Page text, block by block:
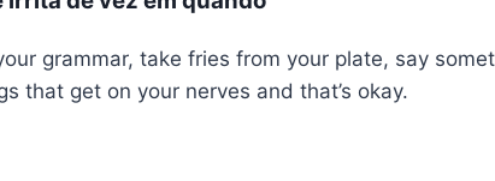
grammar, take fries from your plate, say
that get on your nerves and that’s okay.